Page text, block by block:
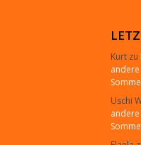
Kurtzu
Uschi